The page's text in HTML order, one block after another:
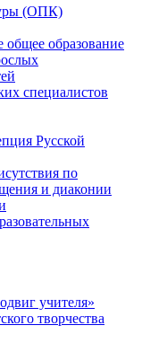
(ОПК)
общее образование
специалистов
Русской
по
и диаконии
учителя»
творчества